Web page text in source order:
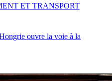
ouvre la voie à la
ET TRANSPORT